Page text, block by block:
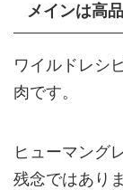
メインは高
ワイルドレシ
肉です。
ヒューマング
残念ではあり